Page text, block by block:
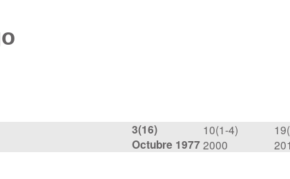
3(16)
Octubre 1977
10(1-4)
2000